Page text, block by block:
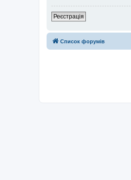
Реєстрація
Список форумів